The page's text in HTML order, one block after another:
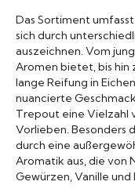
Das Sortiment
sich durch
auszeichnen. Vom
Aromen bietet, bis hin
lange Reifung in
nuancierte
Trepout eine Vielzahl
Vorlieben. Besonders
durch eine
Aromatik aus, die von
Gewürzen, Vanille